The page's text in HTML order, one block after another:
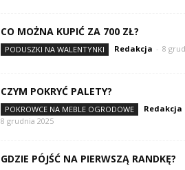
CO MOŻNA KUPIĆ ZA 700 ZŁ?
PODUSZKI NA WALENTYNKI Redakcja - 8
CZYM POKRYĆ PALETY?
POKROWCE NA MEBLE OGRODOWE Redakcja
8 grudnia 2025
GDZIE PÓJŚĆ NA PIERWSZĄ RANDKĘ?